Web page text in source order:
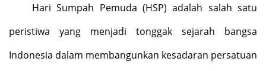
Hari Sumpah Pemuda (HSP) adalah salah satu
peristiwa yang menjadi tonggak sejarah bangsa
Indonesia dalam membangunkan kesadaran persatuan